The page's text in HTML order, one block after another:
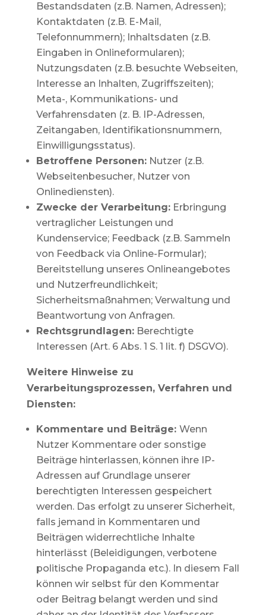
Bestandsdaten (z.B. Namen, Adressen);
Kontaktdaten (z.B. E-Mail,
Telefonnummern); Inhaltsdaten (z.B.
Eingaben in Onlineformularen);
Nutzungsdaten (z.B. besuchte Webseiten,
Interesse an Inhalten, Zugriffszeiten);
Meta-, Kommunikations- und
Verfahrensdaten (z. B. IP-Adressen,
Zeitangaben, Identifikationsnummern,
Einwilligungsstatus).
Betroffene Personen:Nutzer (z.B.
Webseitenbesucher, Nutzer von
Onlinediensten).
Zwecke der Verarbeitung:Erbringung
vertraglicher Leistungen und
Kundenservice; Feedback (z.B. Sammeln
von Feedback via Online-Formular);
Bereitstellung unseres Onlineangebotes
und Nutzerfreundlichkeit;
Sicherheitsmaßnahmen; Verwaltung und
Beantwortung von Anfragen.
Rechtsgrundlagen:Berechtigte
Interessen (Art. 6 Abs. 1 S. 1 lit. f) DSGVO).
Weitere Hinweise zu
Verarbeitungsprozessen, Verfahren und
Diensten:
Kommentare und Beiträge: Wenn
Nutzer Kommentare oder sonstige
Beiträge hinterlassen, können ihre IP-
Adressen auf Grundlage unserer
berechtigten Interessen gespeichert
werden. Das erfolgt zu unserer Sicherheit,
falls jemand in Kommentaren und
Beiträgen widerrechtliche Inhalte
hinterlässt (Beleidigungen, verbotene
politische Propaganda etc.). In diesem Fall
können wir selbst für den Kommentar
oder Beitrag belangt werden und sind